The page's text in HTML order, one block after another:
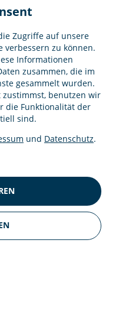
Zugriffe auf unsere
verbessern zu können.
Informationen
zusammen, die im
gesammelt wurden.
benutzen wir
die Funktionalität der
sind.
und Datenschutz.